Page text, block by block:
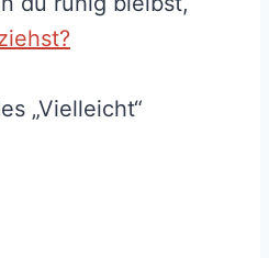
„Vielleicht“